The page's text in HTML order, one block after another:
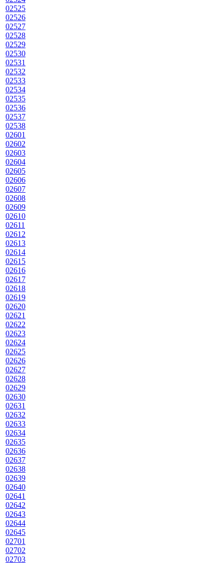
02525
02526
02527
02528
02529
02530
02531
02532
02533
02534
02535
02536
02537
02538
02601
02602
02603
02604
02605
02606
02607
02608
02609
02610
02611
02612
02613
02614
02615
02616
02617
02618
02619
02620
02621
02622
02623
02624
02625
02626
02627
02628
02629
02630
02631
02632
02633
02634
02635
02636
02637
02638
02639
02640
02641
02642
02643
02644
02645
02701
02702
02703